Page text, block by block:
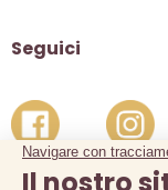
Seguici